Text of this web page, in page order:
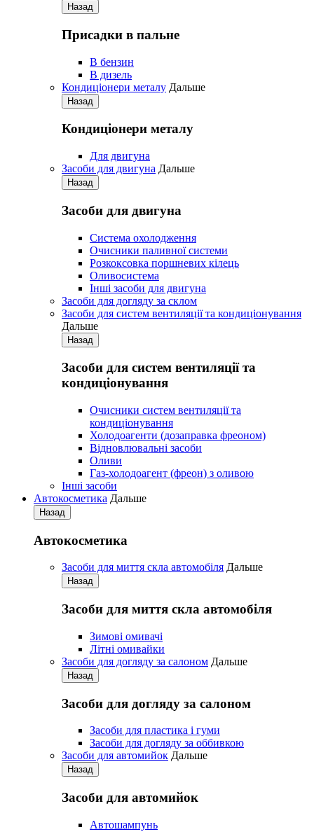
Назад
Присадки в пальне
В бензин
В дизель
Кондиціонери металу Дальше
Назад
Кондиціонери металу
Для двигуна
Засоби для двигуна Дальше
Назад
Засоби для двигуна
Система охолодження
Очисники паливної системи
Розкоксовка поршневих кілець
Оливосистема
Iнші засоби для двигуна
Засоби для догляду за склом
Засоби для систем вентиляції та кондиціонування
Дальше
Назад
Засоби для систем вентиляції та
кондиціонування
Очисники систем вентиляції та
кондиціонування
Холодоагенти (дозаправка фреоном)
Відновлювальні засоби
Оливи
Газ-холодоагент (фреон) з оливою
Iнші засоби
Автокосметика Дальше
Назад
Автокосметика
Засоби для миття скла автомобіля Дальше
Назад
Засоби для миття скла автомобіля
Зимові омивачі
Літні омивайки
Засоби для догляду за салоном Дальше
Назад
Засоби для догляду за салоном
Засоби для пластика і гуми
Засоби для догляду за оббивкою
Засоби для автомийок Дальше
Назад
Засоби для автомийок
Автошампунь